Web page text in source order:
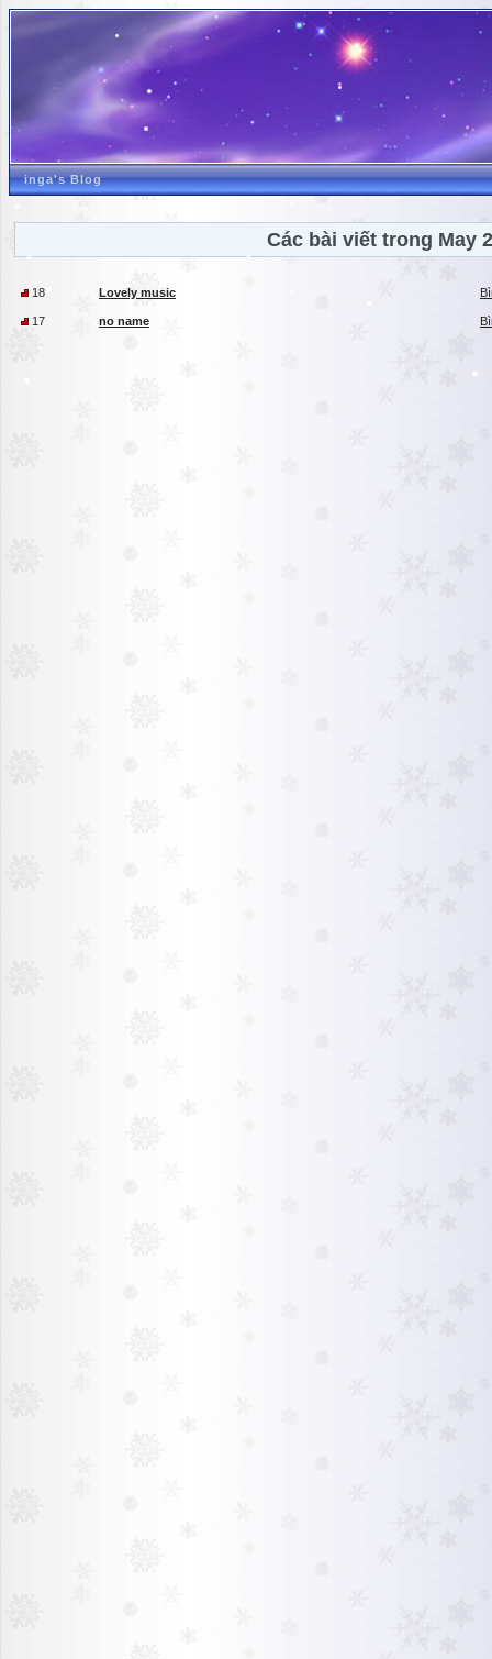
inga's Blog
Các bài viết trong May
18 Lovely music
17 no name